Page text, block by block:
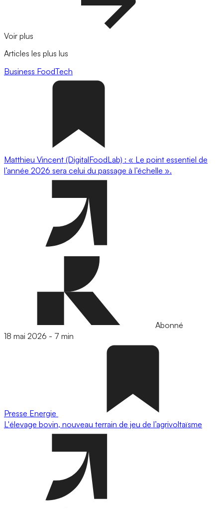
Voir plus
Articles les plus lus
Business FoodTech
Matthieu Vincent (DigitalFoodLab) : « Le point essentiel de
l’année 2026 sera celui du passage à l’échelle ».
Abonné
18 mai 2026 - 7 min
Presse Energie
L'élevage bovin, nouveau terrain de jeu de l’agrivoltaïsme